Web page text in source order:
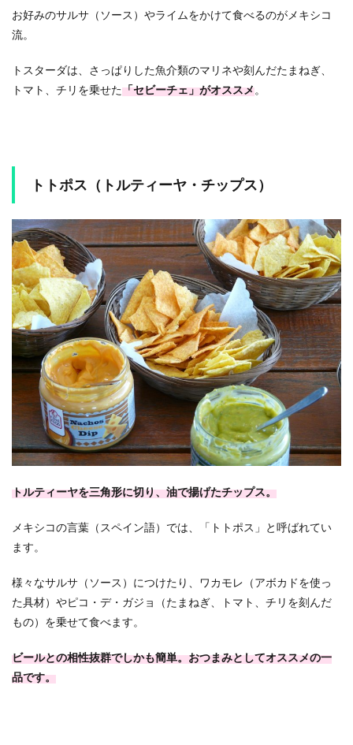
お好みのサルサ（ソース）やライムをかけて食べるのがメキシコ
流。
トスターダは、さっぱりした魚介類のマリネや刻んだたまねぎ、
トマト、チリを乗せた「セビーチェ」がオススメ。
トトポス（トルティーヤ・チップス）
トルティーヤを三角形に切り、油で揚げたチップス。
メキシコの言葉（スペイン語）では、「トトポス」と呼ばれてい
ます。
様々なサルサ（ソース）につけたり、ワカモレ（アボカドを使っ
た具材）やピコ・デ・ガジョ（たまねぎ、トマト、チリを刻んだ
もの）を乗せて食べます。
ビールとの相性抜群でしかも簡単。おつまみとしてオススメの一
品です。